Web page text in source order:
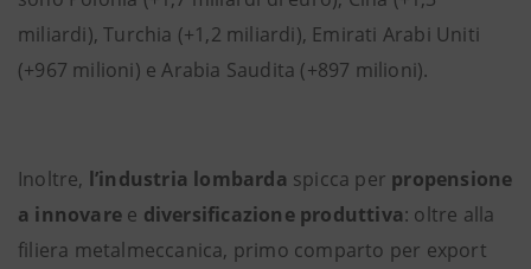
miliardi), Turchia (+1,2 miliardi), Emirati Arabi Uniti
(+967 milioni) e Arabia Saudita (+897 milioni).
Inoltre, l’industria lombarda spicca per propensione
a innovare e diversificazione produttiva: oltre alla
filiera metalmeccanica, primo comparto per export